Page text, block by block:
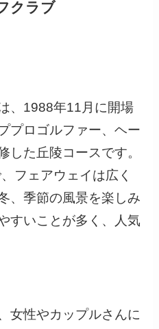
クラブ
、1988年11月に開場
プロゴルファー、ヘー
した丘陵コースです。
フェアウェイは広く
、季節の風景を楽しみ
すいことが多く、人気
女性やカップルさんに